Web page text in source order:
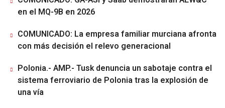
en el MQ-9B en 2026
COMUNICADO: La empresa familiar murciana afronta
con más decisión el relevo generacional
Polonia.- AMP.- Tusk denuncia un sabotaje contra el
sistema ferroviario de Polonia tras la explosión de
una vía